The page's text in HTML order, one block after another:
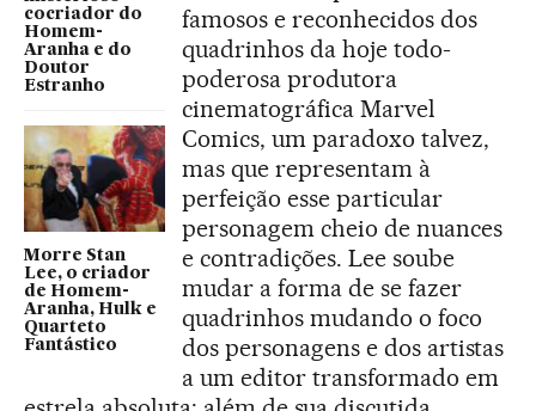
cocriador do
Homem-
Aranha e do
Doutor
Estranho
Morre Stan
Lee, o criador
de Homem-
Aranha, Hulk e
Quarteto
Fantástico
famosos e reconhecidos dos
quadrinhos da hoje todo-
poderosa produtora
cinematográfica Marvel
Comics, um paradoxo talvez,
mas que representam à
perfeição esse particular
personagem cheio de nuances
e contradições. Lee soube
mudar a forma de se fazer
quadrinhos mudando o foco
dos personagens e dos artistas
a um editor transformado em